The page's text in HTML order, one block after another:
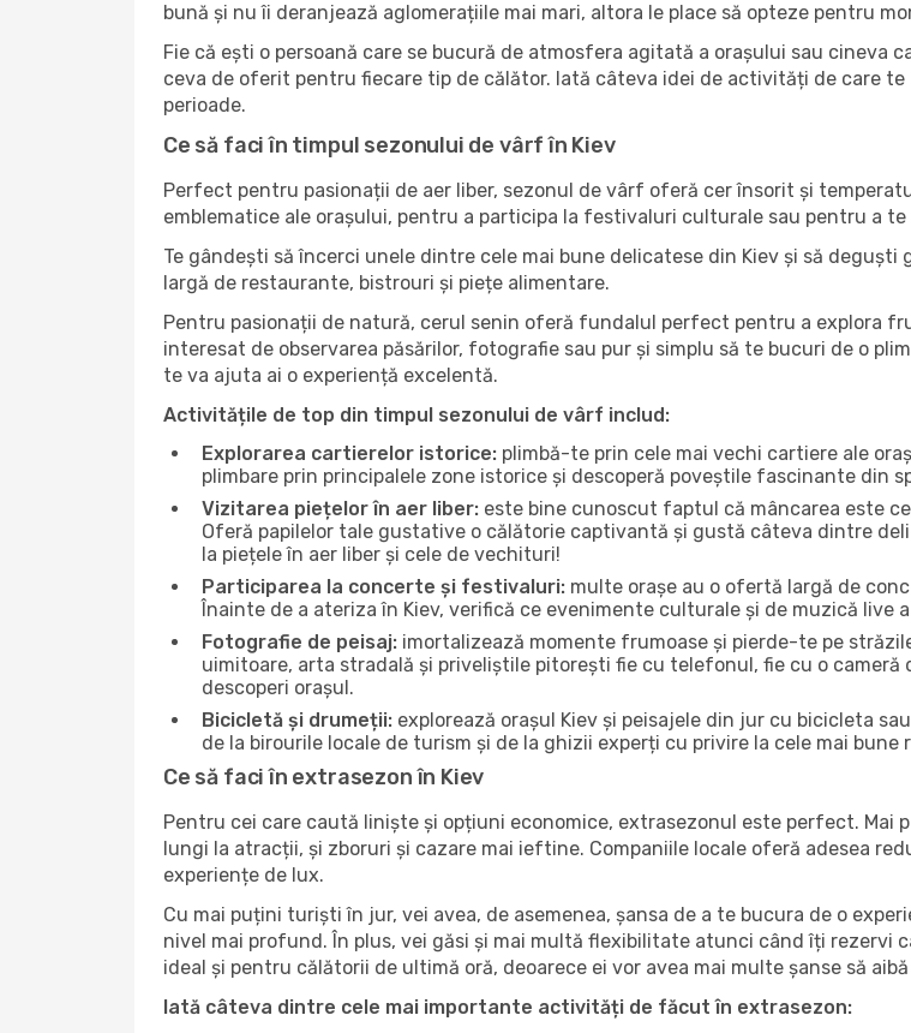
bună și nu îi deranjează aglomerațiile mai mari, altora le place să opteze pentru
Fie că ești o persoană care se bucură de atmosfera agitată a orașului sau cineva
ceva de oferit pentru fiecare tip de călător. Iată câteva idei de activități de care
perioade.
Ce să faci în timpul sezonului de vârf în Kiev
Perfect pentru pasionații de aer liber, sezonul de vârf oferă cer însorit și
emblematice ale orașului, pentru a participa la festivaluri culturale sau pentru a
Te gândești să încerci unele dintre cele mai bune delicatese din Kiev și să
largă de restaurante, bistrouri și piețe alimentare.
Pentru pasionații de natură, cerul senin oferă fundalul perfect pentru a explora
interesat de observarea păsărilor, fotografie sau pur și simplu să te bucuri de o
te va ajuta ai o experiență excelentă.
Activitățile de top din timpul sezonului de vârf includ:
Explorarea cartierelor istorice: plimbă-te prin cele mai vechi cartiere ale
plimbare prin principalele zone istorice și descoperă poveștile fascinante din
Vizitarea piețelor în aer liber: este bine cunoscut faptul că mâncarea este
Oferă papilelor tale gustative o călătorie captivantă și gustă câteva dintre
la piețele în aer liber și cele de vechituri!
Participarea la concerte și festivaluri: multe orașe au o ofertă largă de
Înainte de a ateriza în Kiev, verifică ce evenimente culturale și de muzică live
Fotografie de peisaj: imortalizează momente frumoase și pierde-te pe
uimitoare, arta stradală și priveliștile pitorești fie cu telefonul, fie cu o
descoperi orașul.
Bicicletă și drumeții: explorează orașul Kiev și peisajele din jur cu bicicleta
de la birourile locale de turism și de la ghizii experți cu privire la cele mai bune
Ce să faci în extrasezon în Kiev
Pentru cei care caută liniște și opțiuni economice, extrasezonul este perfect.
lungi la atracții, și zboruri și cazare mai ieftine. Companiile locale oferă adesea
experiențe de lux.
Cu mai puțini turiști în jur, vei avea, de asemenea, șansa de a te bucura de o
nivel mai profund. În plus, vei găsi și mai multă flexibilitate atunci când îți rezervi
ideal și pentru călătorii de ultimă oră, deoarece ei vor avea mai multe șanse să
Iată câteva dintre cele mai importante activități de făcut în extrasezon: